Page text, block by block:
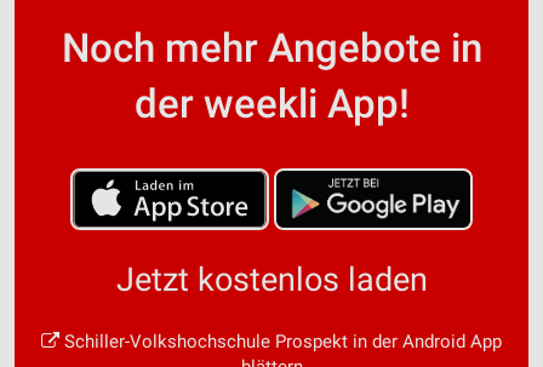
Noch mehr Angebote in
der weekli App!
Jetzt kostenlos laden
Schiller-Volkshochschule Prospekt in der Android App